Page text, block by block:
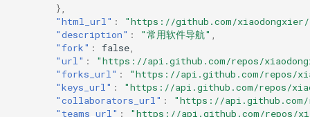
},
"html_url" :
"https://github.com/xiaodongxier/
"description" : "常用软件导航"
"fork" : false
"url" :
"https://api.github.com/repos/
"forks_url" :
"https://api.github.com/repos/
"keys_url" :
"https://api.github.com/repos/
"collaborators_url" :
"https://api.github.com/
"teams_url" :
"https://api.github.com/repos/